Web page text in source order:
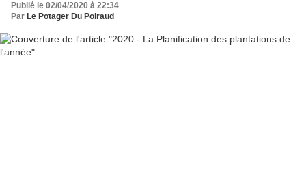
Publié le 02/04/2020 à 22:34
Par Le Potager Du Poiraud